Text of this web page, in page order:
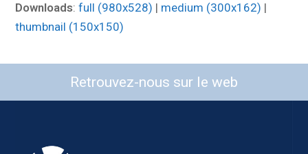
Downloads:full (980x528) | medium (300x162) |
thumbnail (150x150)
Retrouvez-nous sur le web